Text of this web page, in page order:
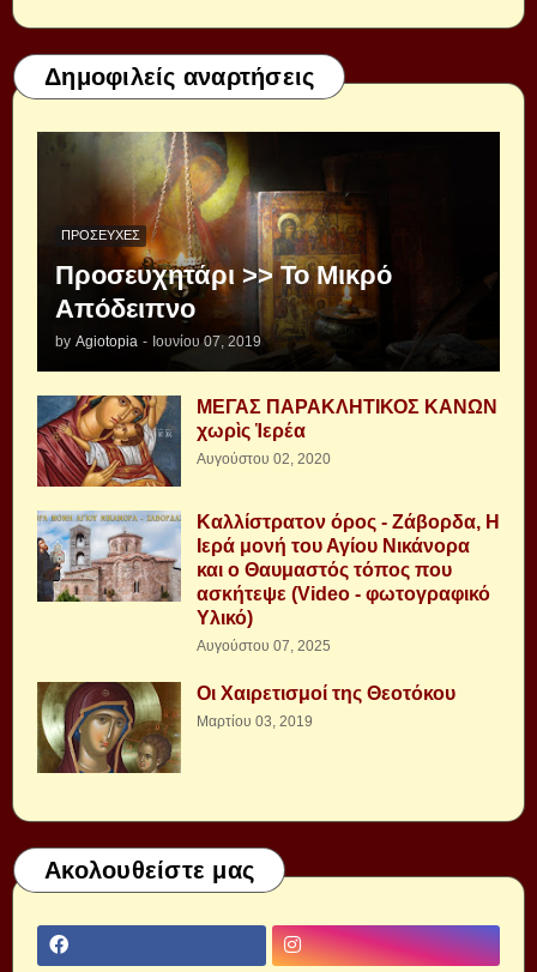
Δημοφιλείς αναρτήσεις
ΠΡΟΣΕΥΧΈΣ
Προσευχητάρι >> Το Μικρό
Απόδειπνο
by Agiotopia - Ιουνίου 07, 2019
ΜΕΓΑΣ ΠΑΡΑΚΛΗΤΙΚΟΣ ΚΑΝΩΝ
χωρὶς Ἱερέα
Αυγούστου 02, 2020
Καλλίστρατον όρος - Ζάβορδα, Η
Ιερά μονή του Αγίου Νικάνορα
και ο Θαυμαστός τόπος που
ασκήτεψε (Video - φωτογραφικό
Υλικό)
Αυγούστου 07, 2025
Οι Χαιρετισμοί της Θεοτόκου
Μαρτίου 03, 2019
Ακολουθείστε μας